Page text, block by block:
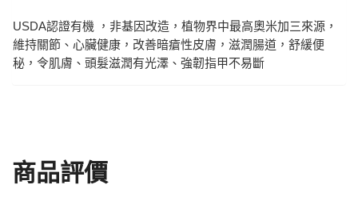
USDA認證有機 ，非基因改造，植物界中最高奧米加三來源，
維持關節、心臟健康，改善暗瘡性皮膚，滋潤腸道，舒緩便
秘，令肌膚、頭髮滋潤有光澤、強韌指甲不易斷
商品評價